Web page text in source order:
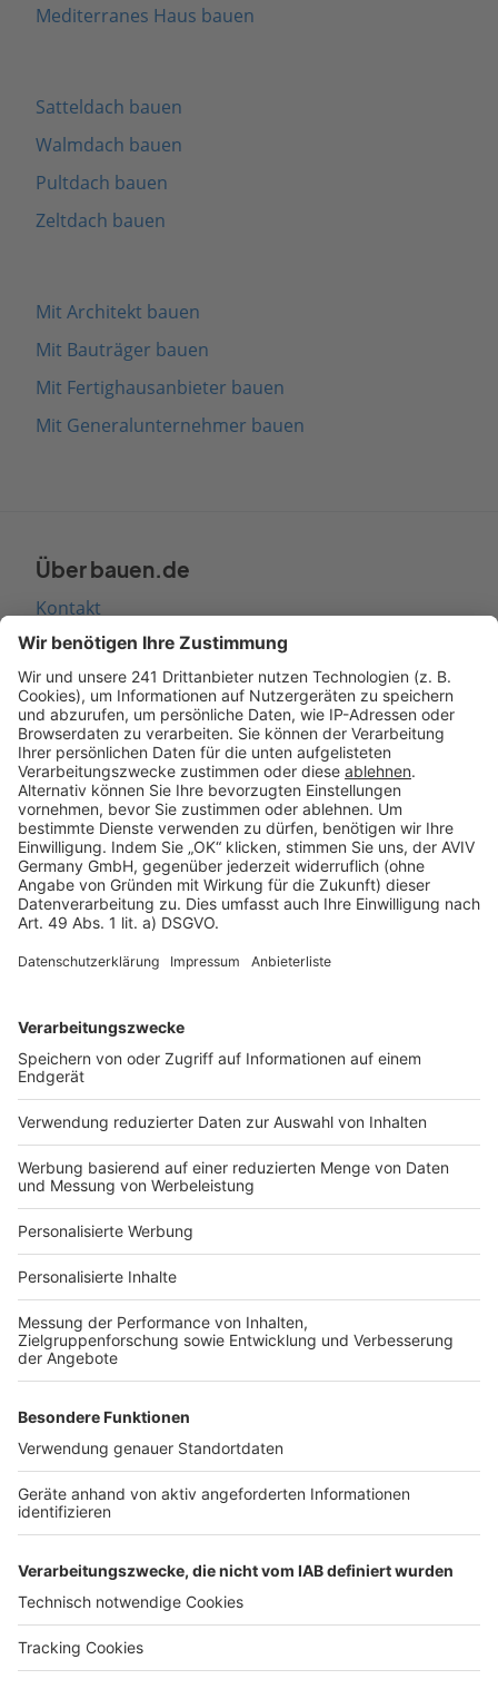
Mediterranes Haus bauen
Satteldach bauen
Walmdach bauen
Pultdach bauen
Zeltdach bauen
Mit Architekt bauen
Mit Bauträger bauen
Mit Fertighausanbieter bauen
Mit Generalunternehmer bauen
Über bauen.de
Kontakt
Seitenaufbau
Barrierefreiheit
Cookie Einstellungen
Rechtliches
AGB-Übersicht
Datenschutz
Impressum
Services
Bauprojekt-Quiz
Häuser-Suche
Hausanbieter-Suche
Bauprojekt-Profil
Für Unternehmen
Ihre Baufirma auf bauen.de
Kostenloses Infogespräch